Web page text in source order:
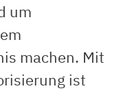
um
machen. Mit
ist